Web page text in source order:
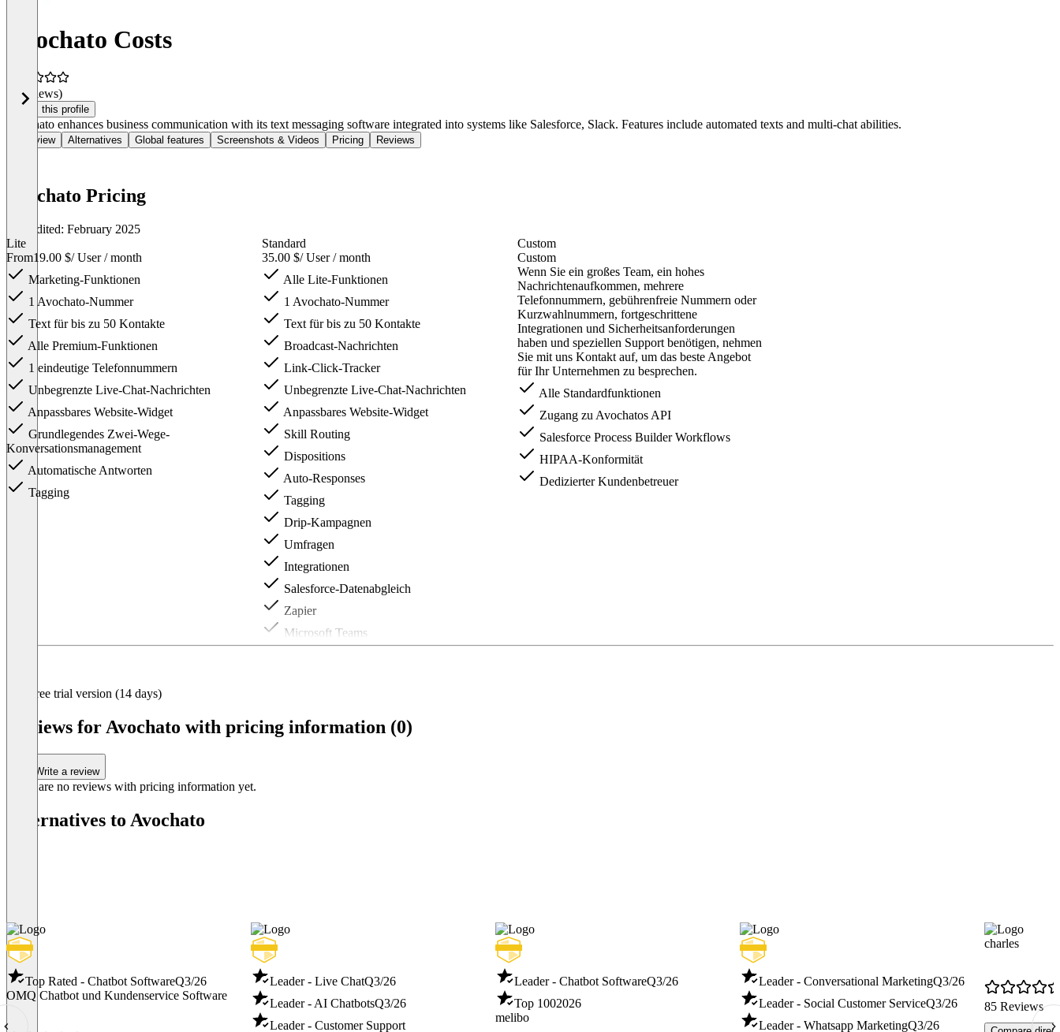
Avochato Costs
(0 reviews)
Claim this profile
Avochato enhances business communication with its text messaging software integrated into systems like Salesforce, Slack. Features include automated texts and multi-chat abilities.
Overview Alternatives Global features Screenshots & Videos Pricing Reviews
Avochato Pricing
Last edited: February 2025
Lite
From19.00 $/ User / month
Marketing-Funktionen
1 Avochato-Nummer
Text für bis zu 50 Kontakte
Alle Premium-Funktionen
1 eindeutige Telefonnummern
Unbegrenzte Live-Chat-Nachrichten
Anpassbares Website-Widget
Grundlegendes Zwei-Wege-
Konversationsmanagement
Automatische Antworten
Tagging
Standard
35.00 $/ User / month
Alle Lite-Funktionen
1 Avochato-Nummer
Text für bis zu 50 Kontakte
Broadcast-Nachrichten
Link-Click-Tracker
Unbegrenzte Live-Chat-Nachrichten
Anpassbares Website-Widget
Skill Routing
Dispositions
Auto-Responses
Tagging
Drip-Kampagnen
Umfragen
Integrationen
Salesforce-Datenabgleich
Zapier
Microsoft Teams
Custom
Custom
Wenn Sie ein großes Team, ein hohes
Nachrichtenaufkommen, mehrere
Telefonnummern, gebührenfreie Nummern oder
Kurzwahlnummern, fortgeschrittene
Integrationen und Sicherheitsanforderungen
haben und speziellen Support benötigen, nehmen
Sie mit uns Kontakt auf, um das beste Angebot
für Ihr Unternehmen zu besprechen.
Alle Standardfunktionen
Zugang zu Avochatos API
Salesforce Process Builder Workflows
HIPAA-Konformität
Dedizierter Kundenbetreuer
Free trial version (14 days)
Reviews for Avochato with pricing information (0)
Write a review
There are no reviews with pricing information yet.
Alternatives to Avochato
Top Rated - Chatbot SoftwareQ3/26
OMQ Chatbot und Kundenservice Software
Leader - Live ChatQ3/26
Leader - AI ChatbotsQ3/26
Leader - Customer Support
Leader - Chatbot SoftwareQ3/26
Top 1002026
melibo
Leader - Conversational MarketingQ3/26
Leader - Social Customer ServiceQ3/26
Leader - Whatsapp MarketingQ3/26
charles
85 Reviews